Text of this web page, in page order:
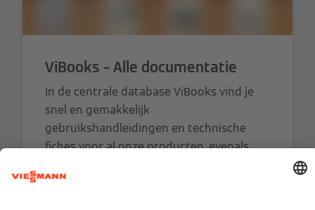
ViBooks – Alle documentatie
In de centrale database ViBooks vind je
snel en gemakkelijk
gebruikshandleidingen en technische
fiches voor al onze producten, evenals
planningshandleidingen en allerlei andere